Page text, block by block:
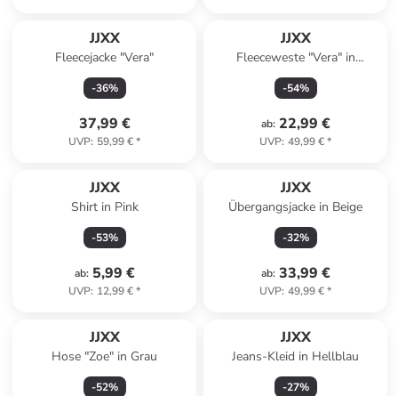
JJXX
Fleecejacke "Vera"
-36%
37,99 €
UVP: 59,99 €*
JJXX
Fleeceweste "Vera" in
Hellblau
-54%
ab: 22,99 €
UVP: 49,99 €*
JJXX
Shirt in Pink
-53%
ab: 5,99 €
UVP: 12,99 €*
JJXX
Übergangsjacke in Beige
-32%
ab: 33,99 €
UVP: 49,99 €*
JJXX
Hose "Zoe" in Grau
-52%
JJXX
Jeans-Kleid in Hellblau
-27%